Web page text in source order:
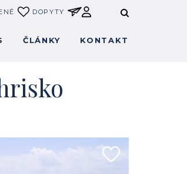
DOPYTY
ČLÁNKY KONTAKT